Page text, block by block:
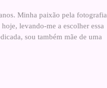
Minha paixão pela fotografia
levando-me a escolher essa
sou também mãe de uma